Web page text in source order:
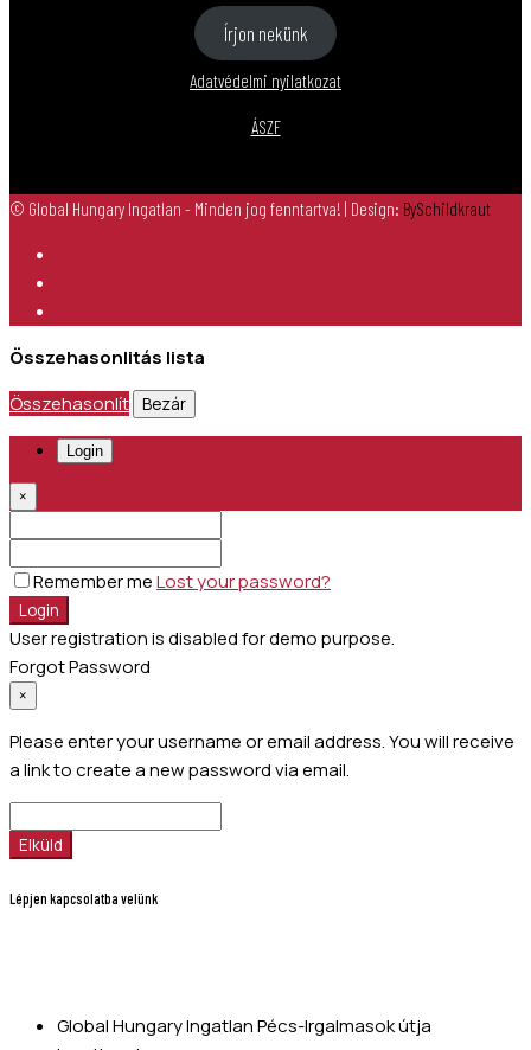
Írjon nekünk
Adatvédelmi nyilatkozat
ÁSZF
© Global Hungary Ingatlan - Minden jog fenntartva! | Design: BySchildkraut
Összehasonlitás lista
Összehasonlít
Bezár
Login
×
Remember meLost your password?
Login
User registration is disabled for demo purpose.
Forgot Password
×
Please enter your username or email address. You will receive
a link to create a new password via email.
Elküld
Lépjen kapcsolatba velünk
Global Hungary Ingatlan Pécs-Irgalmasok útja